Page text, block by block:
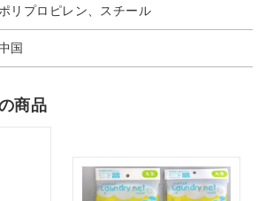
ポリプロピレン、スチール
国
商品